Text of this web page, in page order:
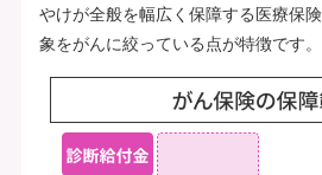
やけが全般を幅広く保障する医療保
象をがんに絞っている点が特徴です。